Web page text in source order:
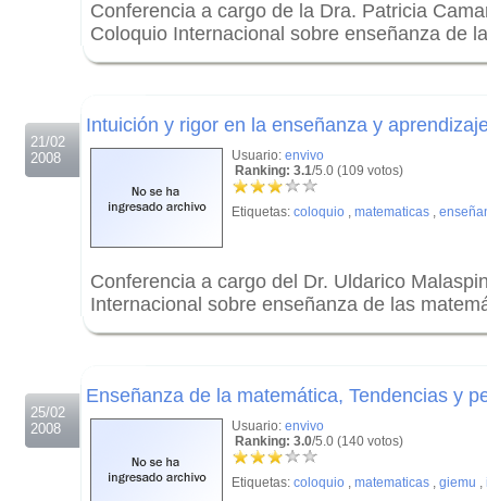
Conferencia a cargo de la Dra. Patricia
Coloquio Internacional sobre enseñanza de
21/02
2008
Intuición y rigor en la enseñanza y
Usuario: envivo
Ranking: 3.1/5.0 (109 votos)
Etiquetas: coloquio , matematicas ,
Conferencia a cargo del Dr. Uldarico
Internacional sobre enseñanza de las
25/02
2008
Enseñanza de la matemática, Tendencias y
Usuario: envivo
Ranking: 3.0/5.0 (140 votos)
Etiquetas: coloquio , matematicas , giemu ,